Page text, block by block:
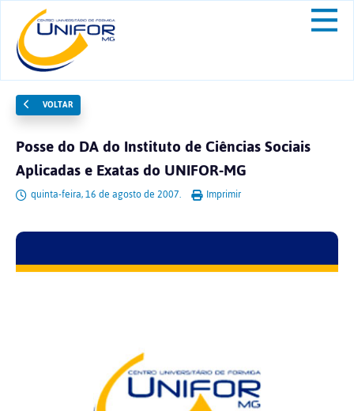
VOLTAR
Posse do DA do Instituto de Ciências Sociais
Aplicadas e Exatas do UNIFOR-MG
quinta-feira, 16 de agosto de 2007. Imprimir